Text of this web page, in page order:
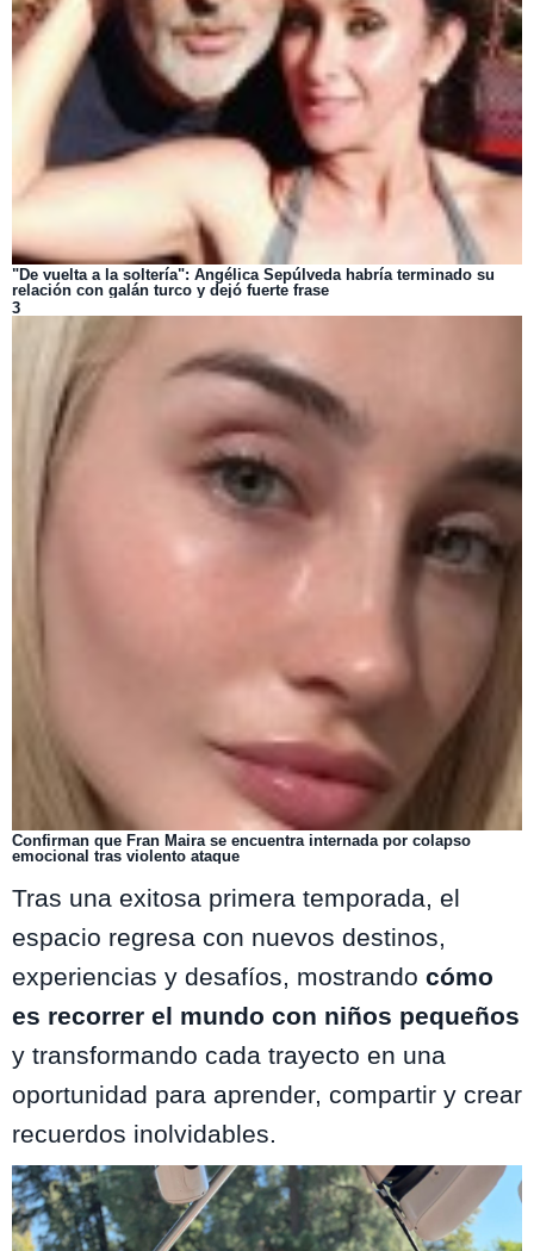
"De vuelta a la soltería": Angélica Sepúlveda habría terminado su
relación con galán turco y dejó fuerte frase
3
Confirman que Fran Maira se encuentra internada por colapso
emocional tras violento ataque
Tras una exitosa primera temporada, el
espacio regresa con nuevos destinos,
experiencias y desafíos, mostrando cómo
es recorrer el mundo con niños pequeños
y transformando cada trayecto en una
oportunidad para aprender, compartir y crear
recuerdos inolvidables.